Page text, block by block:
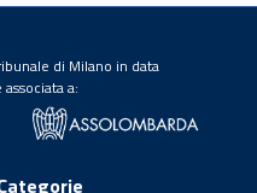
di Milano in data
a: